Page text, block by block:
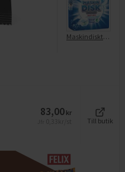
Maskindisktablett Allt I Ett 100-p
83,00 kr
Till butik